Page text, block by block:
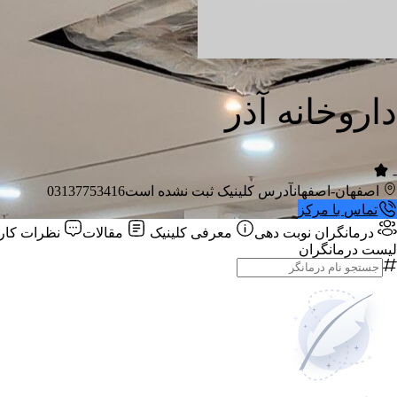
داروخانه آذر
-
اصفهان-اصفهانآدرس کلینیک ثبت نشده است03137753416
تماس با مرکز
درمانگران نوبت دهی معرفی کلینیک مقالات
نظرات
لیست درمانگران